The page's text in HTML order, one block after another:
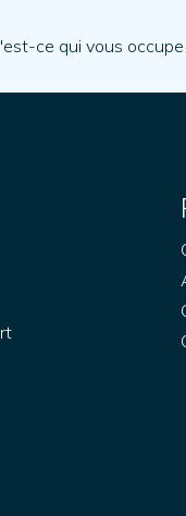
ce qui vous occupe